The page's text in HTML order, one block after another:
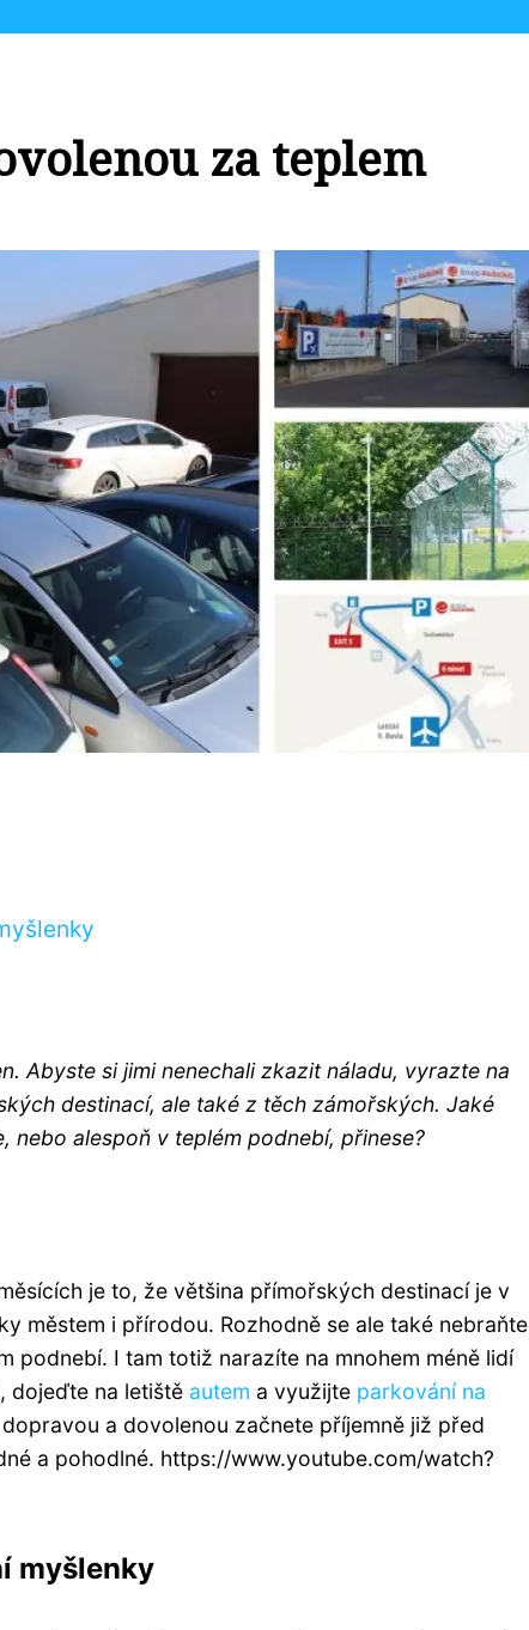
za teplem
Abyste si jimi nenechali zkazit náladu, vyrazte na
destinací, ale také z těch zámořských. Jaké
nebo alespoň v teplém podnebí, přinese?
je to, že většina přímořských destinací je v
městem i přírodou. Rozhodně se ale také nebraňte
podnebí. I tam totiž narazíte na mnohem méně lidí
dojeďte na letiště autem a využijte parkování na
a dovolenou začnete příjemně již před
a pohodlné. https://www.youtube.com/watch?
myšlenky